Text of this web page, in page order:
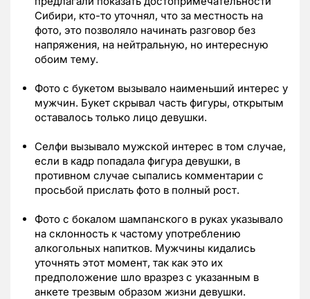
Сибири, кто-то уточнял, что за местность на
фото, это позволяло начинать разговор без
напряжения, на нейтральную, но интересную
обоим тему.
Фото с букетом вызывало наименьший интерес у
мужчин. Букет скрывал часть фигуры, открытым
оставалось только лицо девушки.
Селфи вызывало мужской интерес в том случае,
если в кадр попадала фигура девушки, в
противном случае сыпались комментарии с
просьбой прислать фото в полный рост.
Фото с бокалом шампанского в руках указывало
на склонность к частому употреблению
алкогольных напитков. Мужчины кидались
уточнять этот момент, так как это их
предположение шло вразрез с указанным в
анкете трезвым образом жизни девушки.